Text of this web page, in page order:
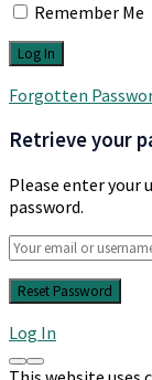
Remember Me
Forgotten
Retrieve your
Please enter your
password.
Log In